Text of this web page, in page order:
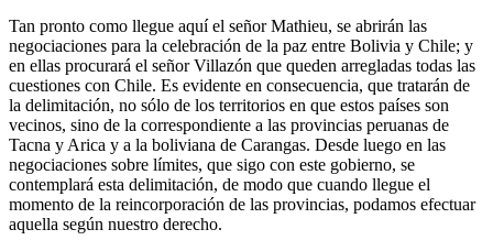
Tan pronto como llegue aquí el señor Mathieu, se abrirán las
negociaciones para la celebración de la paz entre Bolivia y Chile; y
en ellas procurará el señor Villazón que queden arregladas todas las
cuestiones con Chile. Es evidente en consecuencia, que tratarán de
la delimitación, no sólo de los territorios en que estos países son
vecinos, sino de la correspondiente a las provincias peruanas de
Tacna y Arica y a la boliviana de Carangas. Desde luego en las
negociaciones sobre límites, que sigo con este gobierno, se
contemplará esta delimitación, de modo que cuando llegue el
momento de la reincorporación de las provincias, podamos efectuar
aquella según nuestro derecho.